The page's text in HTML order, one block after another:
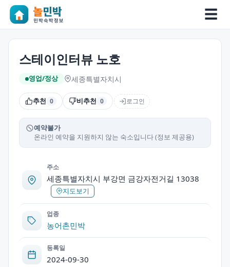
☰
스테이인터뷰 노호
영업/정상 세종특별자치시
추천 0 비추천 0 로그인
예약불가
온라인 예약을 지원하지 않는 숙소입니다 (정보 제공용)
주소
세종특별자치시 부강면 금강자전거길 13038
지도보기
업종
농어촌민박
등록일
2024-09-30